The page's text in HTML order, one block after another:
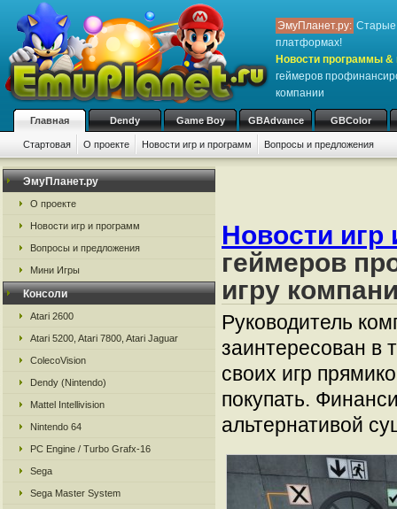
ЭмуПланет.ру: Старые
платформах!
Новости программы &
геймеров
компании
Главная Dendy Game Boy GBAdvance GBColor
Стартовая О проекте Новости игр и программ Вопросы и предложения
ЭмуПланет.ру
О проекте
Новости игр и программ
Вопросы и предложения
Мини Игры
Консоли
Atari 2600
Atari 5200, Atari 7800, Atari Jaguar
ColecoVision
Dendy (Nintendo)
Mattel Intellivision
Nintendo 64
PC Engine / Turbo Grafx-16
Sega
Sega Master System
Новости игр
геймеров
игру
Руководитель
заинтересован в
своих игр
покупать.
альтернативой